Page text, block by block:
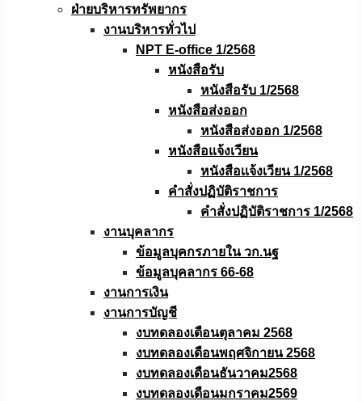
ฝ่ายบริหารทรัพยากร
งานบริหารทั่วไป
NPT E-office 1/2568
หนังสือรับ
หนังสือรับ 1/2568
หนังสือส่งออก
หนังสือส่งออก 1/2568
หนังสือแจ้งเวียน
หนังสือเเจ้งเวียน 1/2568
คำสั่งปฏิบัติราชการ
คำสั่งปฏิบัติราชการ 1/2568
งานบุคลากร
ข้อมูลบุคกรภายใน วก.นฐ
ข้อมูลบุคลากร 66-68
งานการเงิน
งานการบัญชี
งบทดลองเดือนตุลาคม 2568
งบทดลองเดือนพฤศจิกายน 2568
งบทดลองเดือนธันวาคม2568
งบทดลองเดือนมกราคม2569